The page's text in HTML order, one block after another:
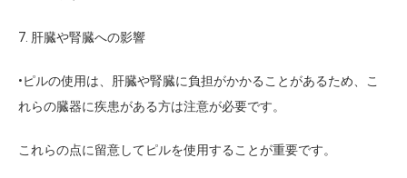
7. 肝臓や腎臓への影響
•ピルの使用は、肝臓や腎臓に負担がかかることがあるため、こ
れらの臓器に疾患がある方は注意が必要です。
これらの点に留意してピルを使用することが重要です。